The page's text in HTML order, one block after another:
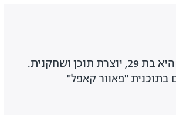
בזוגיות כבר שלוש שנים וחצי, גרים ברמת גן. היא בת 29, יוצרת תוכן ושחקנית.